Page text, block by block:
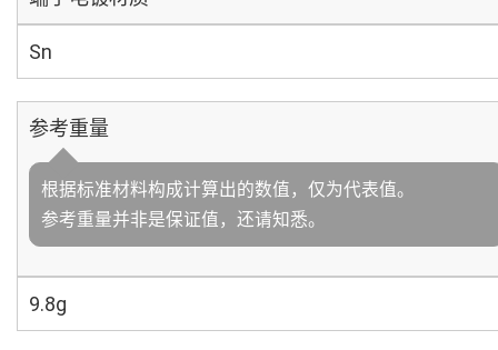
Sn
参考重量
根据标准材料构成计算出的数值，仅为代表值。
参考重量并非是保证值，还请知悉。
9.8g